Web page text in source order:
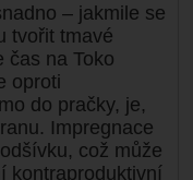
– jakmile se
tvořit tmavé
čas na Toko
oproti
do pračky, je,
Impregnace
což může
kontraproduktivní